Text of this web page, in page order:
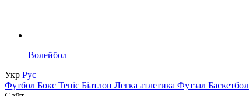
Волейбол
Укр Рус
Футбол Бокс Теніс Біатлон Легка атлетика Футзал Баскетбол